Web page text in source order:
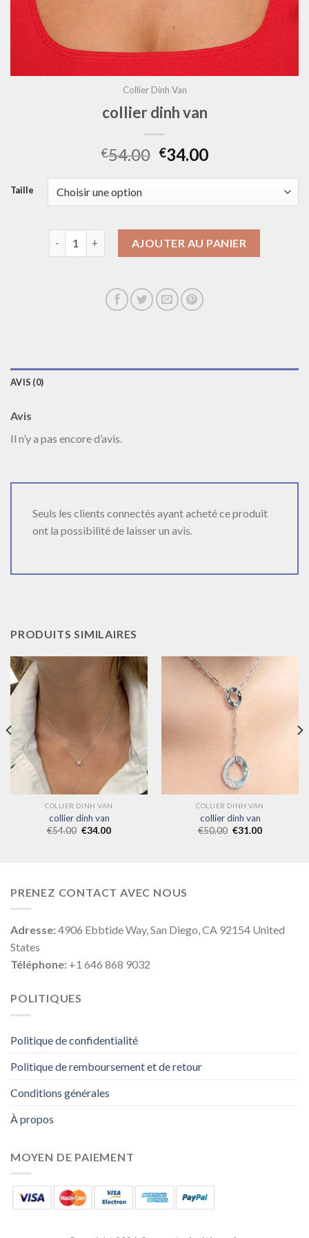
Collier Dinh Van
collier dinh van
€54.00 €34.00
Taille
AJOUTER AU PANIER
AVIS (0)
Avis
Il n’y a pas encore d’avis.
Seuls les clients connectés ayant acheté ce produit
ont la possibilité de laisser un avis.
PRODUITS SIMILAIRES
COLLIER DINH VAN
collier dinh van
€54.00 €34.00
COLLIER DINH VAN
collier dinh van
€50.00 €31.00
PRENEZ CONTACT AVEC NOUS
Adresse:4906 Ebbtide Way, San Diego, CA 92154 United
States
Téléphone: +1 646 868 9032
POLITIQUES
Politique de confidentialité
Politique de remboursement et de retour
Conditions générales
À propos
MOYEN DE PAIEMENT